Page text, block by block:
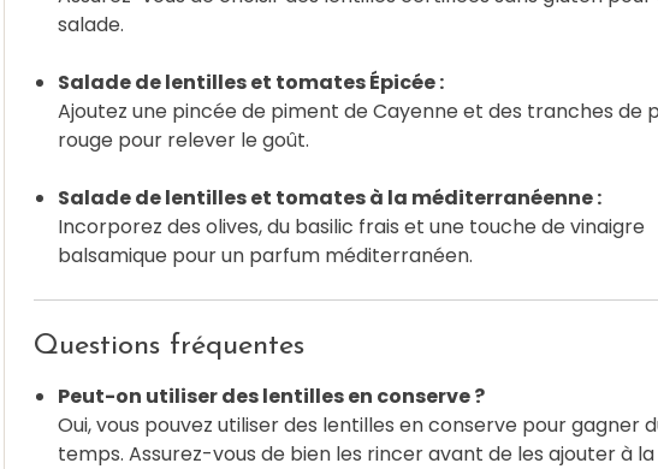
salade.
Salade de lentilles et tomates Épicée :
Ajoutez une pincée de piment de Cayenne et des tranches de
rouge pour relever le goût.
Salade de lentilles et tomates à la méditerranéenne :
Incorporez des olives, du basilic frais et une touche de vinaigre
balsamique pour un parfum méditerranéen.
Questions fréquentes
Peut-on utiliser des lentilles en conserve ?
Oui, vous pouvez utiliser des lentilles en conserve pour gagner
temps. Assurez-vous de bien les rincer avant de les ajouter à la